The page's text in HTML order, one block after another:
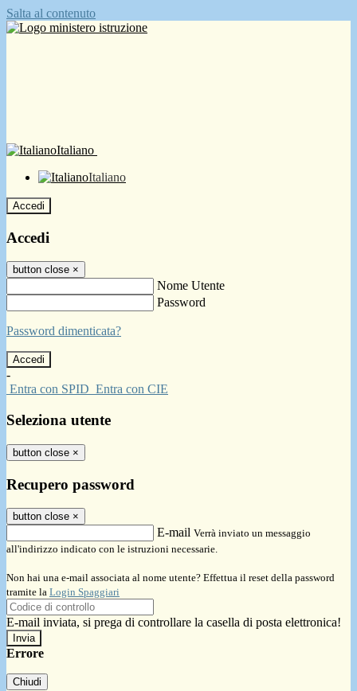
Salta al contenuto
Italiano
Italiano
Accedi
Accedi
button close ×
Nome Utente
Password
Password dimenticata?
-
Entra con SPID Entra con CIE
Seleziona utente
button close ×
Recupero password
button close ×
E-mail Verrà inviato un messaggio
all'indirizzo indicato con le istruzioni necessarie.
Non hai una e-mail associata al nome utente? Effettua il reset della password
tramite la Login Spaggiari
E-mail inviata, si prega di controllare la casella di posta elettronica!
Errore
Chiudi